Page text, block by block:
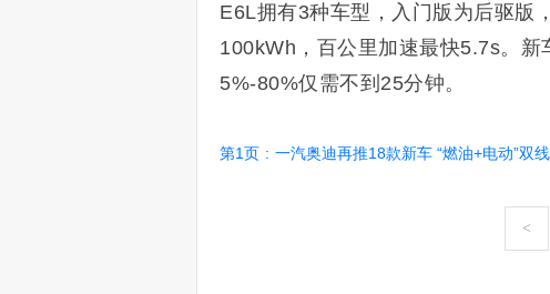
E6L拥有3种车型，入门版为后驱版，
100kWh，百公里加速最快5.7s。
5%-80%仅需不到25分钟。
第1页 : 一汽奥迪再推18款新车 “燃油+电动”双
<